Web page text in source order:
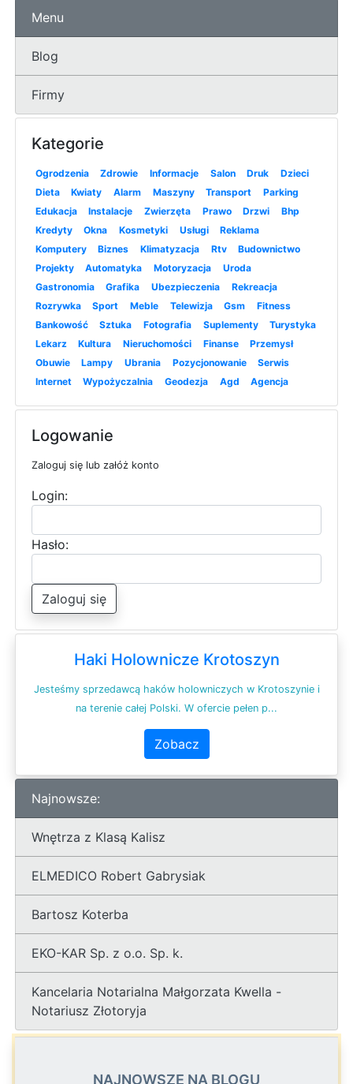
Menu
Blog
Firmy
Kategorie
Ogrodzenia Zdrowie Informacje Salon Druk
Dzieci
Dieta
Kwiaty Alarm Maszyny Transport
Parking
Edukacja
Instalacje Zwierzęta Prawo Drzwi
Bhp
Kredyty
Okna Kosmetyki Usługi
Reklama
Komputery
Biznes Klimatyzacja Rtv
Budownictwo
Projekty
Automatyka Motoryzacja
Uroda
Gastronomia
Grafika Ubezpieczenia
Rekreacja
Rozrywka
Sport Meble Telewizja Gsm
Fitness
Bankowość
Sztuka Fotografia Suplementy
Turystyka
Lekarz
Kultura Nieruchomości Finanse
Przemysł
Obuwie
Lampy Ubrania Pozycjonowanie
Serwis
Internet
Wypożyczalnia Geodezja Agd Agencja
Logowanie
Zaloguj się lub załóż konto
Login:
Hasło:
Zaloguj się
Haki Holownicze Krotoszyn
Jesteśmy sprzedawcą haków holowniczych w Krotoszynie i
na terenie całej Polski. W ofercie pełen p...
Zobacz
Najnowsze:
Wnętrza z Klasą Kalisz
ELMEDICO Robert Gabrysiak
Bartosz Koterba
EKO-KAR Sp. z o.o. Sp. k.
Kancelaria Notarialna Małgorzata Kwella -
Notariusz Złotoryja
NAJNOWSZE NA BLOGU